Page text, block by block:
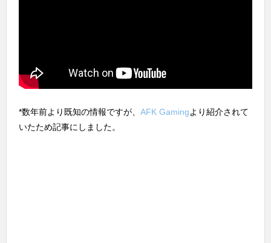
*数年前より既知の情報ですが、 AFK Gamingより紹介されて
いたため記事にしました。